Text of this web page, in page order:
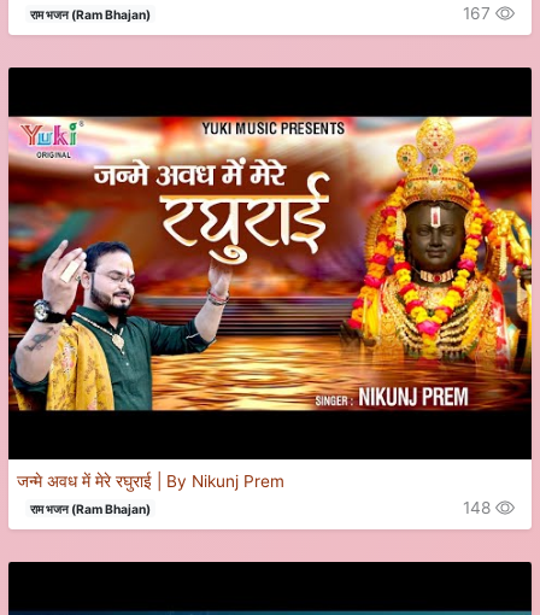
राम भजन (Ram Bhajan) 167
जन्मे अवध में मेरे रघुराई | By Nikunj Prem
राम भजन (Ram Bhajan) 148